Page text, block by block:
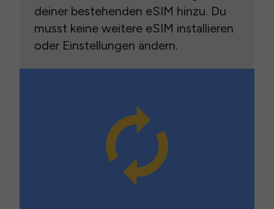
deiner bestehenden eSIM hinzu. Du
musst keine weitere eSIM installieren
oder Einstellungen ändern.